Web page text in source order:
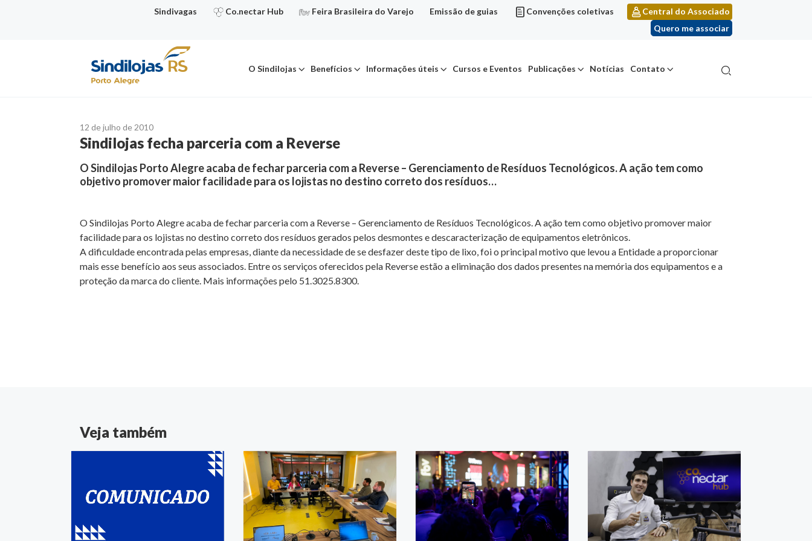
Sindivagas Co.nectar Hub Feira Brasileira do Varejo Emissão de guias Convenções coletivas
Central do Associado
Quero me associar
O Sindilojas Benefícios Informações úteis Cursos e Eventos Publicações Notícias Contato
12 de julho de 2010
Sindilojas fecha parceria com a Reverse
O Sindilojas Porto Alegre acaba de fechar parceria com a Reverse – Gerenciamento de Resíduos Tecnológicos. A ação tem como
objetivo promover maior facilidade para os lojistas no destino correto dos resíduos…
O Sindilojas Porto Alegre acaba de fechar parceria com a Reverse – Gerenciamento de Resíduos Tecnológicos. A ação tem como objetivo promover maior
facilidade para os lojistas no destino correto dos resíduos gerados pelos desmontes e descaracterização de equipamentos eletrônicos.
A dificuldade encontrada pelas empresas, diante da necessidade de se desfazer deste tipo de lixo, foi o principal motivo que levou a Entidade a proporcionar
mais esse benefício aos seus associados. Entre os serviços oferecidos pela Reverse estão a eliminação dos dados presentes na memória dos equipamentos e a
proteção da marca do cliente. Mais informações pelo 51.3025.8300.
Veja também